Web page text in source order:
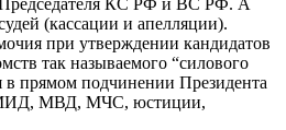
(кассации и апелляции).
при утверждении кандидатов
так называемого “силового
в прямом подчинении Президента
МВД, МЧС, юстиции,